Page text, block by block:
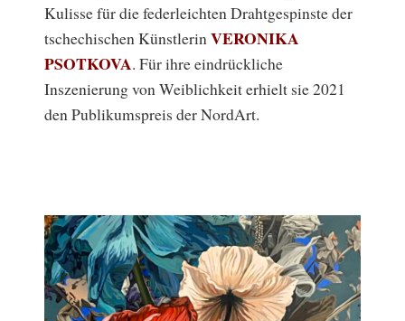
Kulisse für die federleichten Drahtgespinste der
tschechischen Künstlerin VERONIKA
PSOTKOVA. Für ihre eindrückliche
Inszenierung von Weiblichkeit erhielt sie 2021
den Publikumspreis der NordArt.